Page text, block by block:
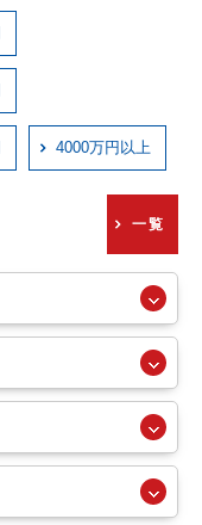
4000万円以上
一覧